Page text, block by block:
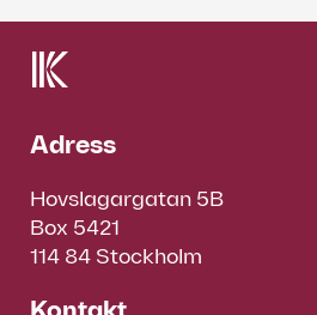
Adress
Hovslagargatan 5B
Box 5421
114 84 Stockholm